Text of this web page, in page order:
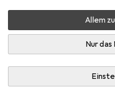
Allem
Nur
Schuhpflegemittel
Produktliste